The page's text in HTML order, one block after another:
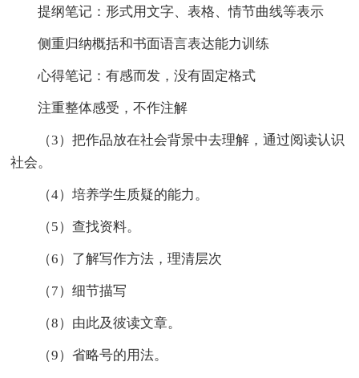
提纲笔记：形式用文字、表格、情节曲线等表示
侧重归纳概括和书面语言表达能力训练
心得笔记：有感而发，没有固定格式
注重整体感受，不作注解
（3）把作品放在社会背景中去理解，通过阅读认识
社会。
（4）培养学生质疑的能力。
（5）查找资料。
（6）了解写作方法，理清层次
（7）细节描写
（8）由此及彼读文章。
（9）省略号的用法。